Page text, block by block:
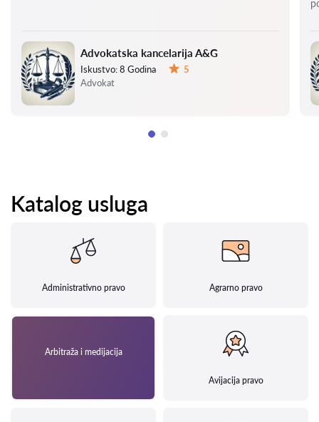
Advokatska kancelarija A&G
Iskustvo:8 Godina
5
Advokat
Katalog usluga
Administrativno pravo Agrarno pravo
Arbitraža i medijacija
Avijacija pravo